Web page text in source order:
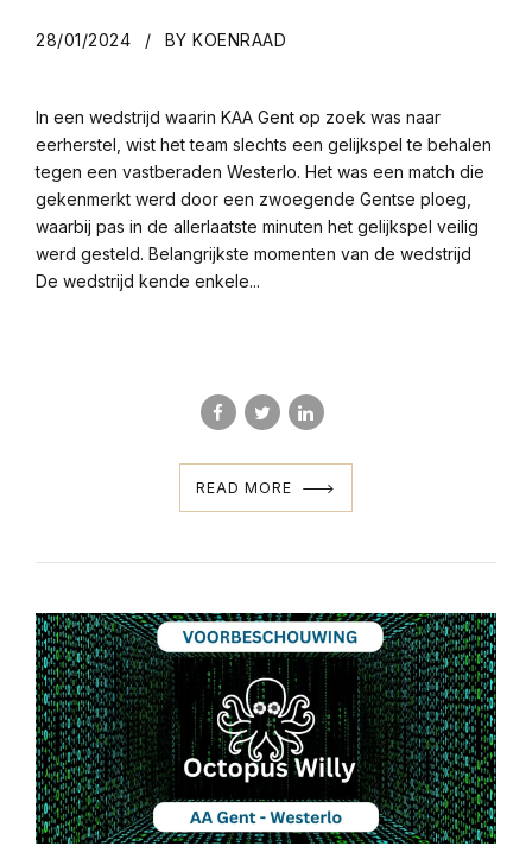
28/01/2024 BY KOENRAAD
In een wedstrijd waarin KAA Gent op zoek was naar
eerherstel, wist het team slechts een gelijkspel te behalen
tegen een vastberaden Westerlo. Het was een match die
gekenmerkt werd door een zwoegende Gentse ploeg,
waarbij pas in de allerlaatste minuten het gelijkspel veilig
werd gesteld. Belangrijkste momenten van de wedstrijd
De wedstrijd kende enkele...
READ MORE